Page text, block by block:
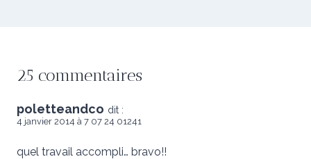
25 commentaires
poletteandco dit :
4 janvier 2014 à 7 07 24 01241
quel travail accompli… bravo!!